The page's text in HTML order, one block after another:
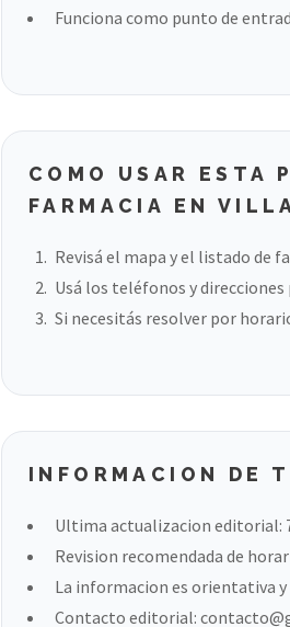
Funciona como punto de
COMO USAR ESTA
FARMACIA EN
Revisá el mapa y el listado de
Usá los teléfonos y
Si necesitás resolver por
INFORMACION DE
Ultima actualizacion editorial:
Revision recomendada de
La informacion es orientativa
Contacto editorial: